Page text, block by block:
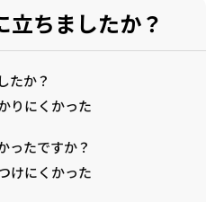
立ちましたか？
たか？
りにくかった
ったですか？
けにくかった